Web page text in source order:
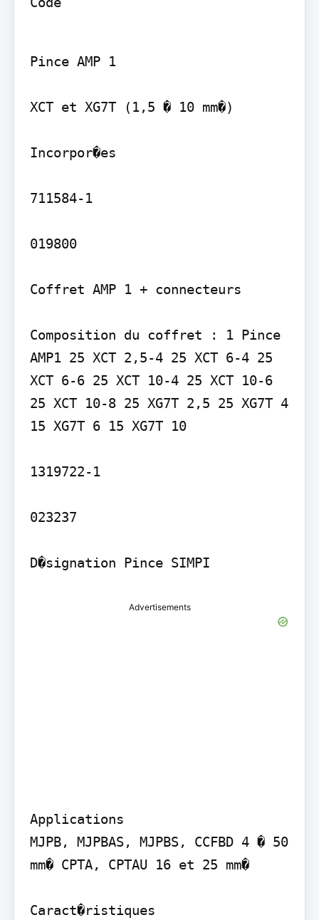
Pince AMP 1
XCT et XG7T (1,5 � 10 mm�)
Incorpor�es
711584-1
019800
Coffret AMP 1 + connecteurs
Composition du coffret : 1 Pince
AMP1 25 XCT 2,5-4 25 XCT 6-4 25
XCT 6-6 25 XCT 10-4 25 XCT 10-6
25 XCT 10-8 25 XG7T 2,5 25 XG7T 4
15 XG7T 6 15 XG7T 10
1319722-1
023237
Advertisements
Applications
MJPB, MJPBAS, MJPBS, CCFBD 4 � 50
mm� CPTA, CPTAU 16 et 25 mm�
Caract�ristiques